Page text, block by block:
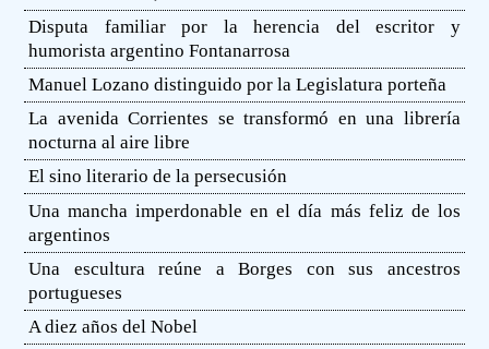
Disputa familiar por la herencia del escritor y
humorista argentino Fontanarrosa
Manuel Lozano distinguido por la Legislatura porteña
La avenida Corrientes se transformó en una librería
nocturna al aire libre
El sino literario de la persecusión
Una mancha imperdonable en el día más feliz de los
argentinos
Una escultura reúne a Borges con sus ancestros
portugueses
A diez años del Nobel